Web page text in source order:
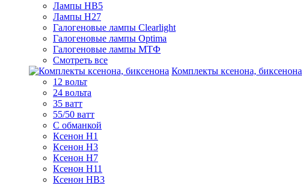
Лампы HB5
Лампы H27
Галогеновые лампы Clearlight
Галогеновые лампы Optima
Галогеновые лампы МТФ
Смотреть все
Комплекты ксенона, биксенона
12 вольт
24 вольта
35 ватт
55/50 ватт
С обманкой
Ксенон H1
Ксенон H3
Ксенон H7
Ксенон H11
Ксенон HB3